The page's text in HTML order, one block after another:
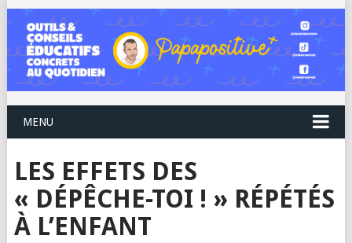
MENU
LES EFFETS DES
« DÉPÊCHE-TOI ! » RÉPÉTÉS
À L’ENFANT